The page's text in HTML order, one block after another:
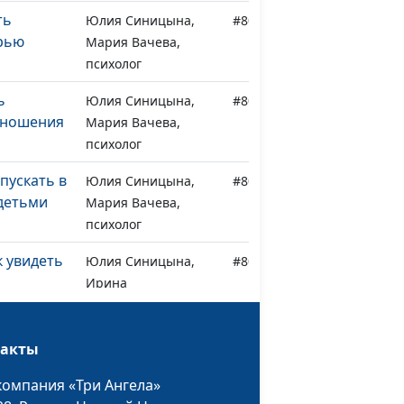
Юлия Синицына,
Мария Вачева,
психолог
#809
Юлия Синицына,
Мария Вачева,
психолог
#808
в
Юлия Синицына,
Мария Вачева,
психолог
#807
увидеть
Юлия Синицына,
Ирина
Флорьянович,
#806
Ирина
«Три Ангела»